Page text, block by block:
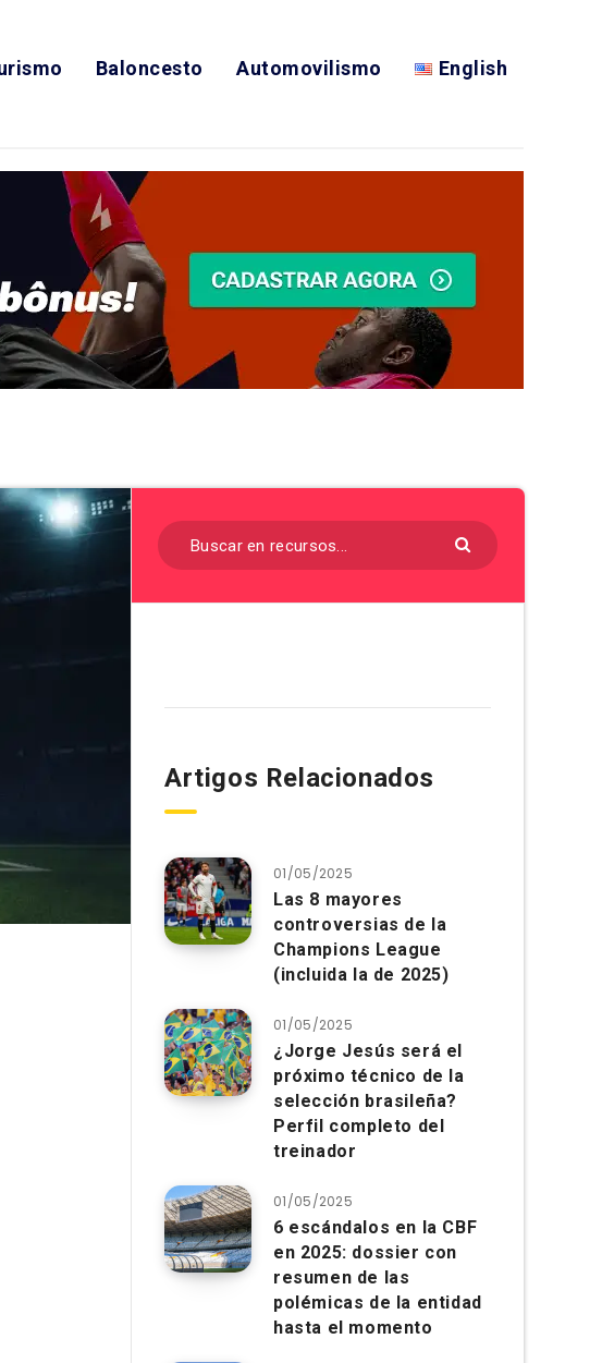
Baloncesto Automovilismo English
Artigos Relacionados
01/05/2025
Las 8 mayores
controversias de la
Champions League
(incluida la de 2025)
01/05/2025
¿Jorge Jesús será el
próximo técnico de la
selección brasileña?
Perfil completo del
treinador
01/05/2025
6 escándalos en la CBF
en 2025: dossier con
resumen de las
polémicas de la entidad
hasta el momento